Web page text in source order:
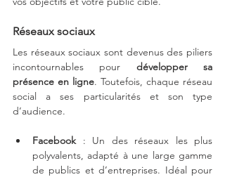
Réseaux sociaux
Les réseaux sociaux sont devenus des piliers
incontournables pour développer sa
présence en ligne. Toutefois, chaque réseau
social a ses particularités et son type
d’audience.
Facebook : Un des réseaux les plus
polyvalents, adapté à une large gamme
de publics et d’entreprises. Idéal pour